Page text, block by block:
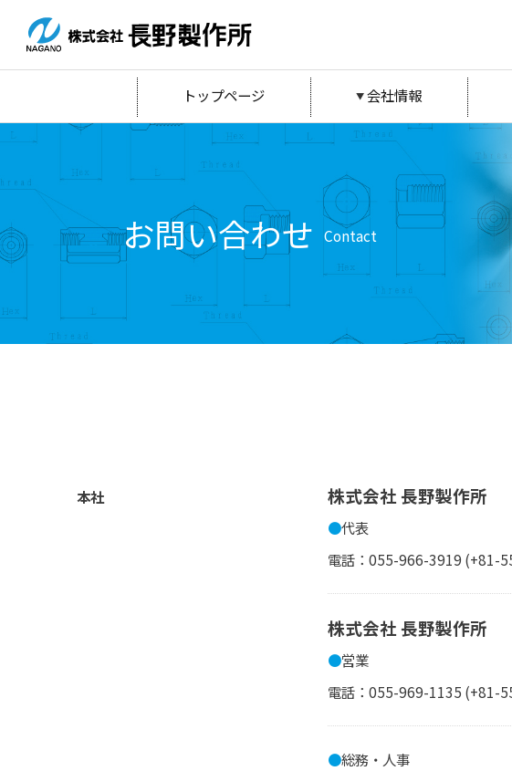
トップページ 会社情報
お問い合わせ Contact
本社 株式会社 長野製作所
●代表
電話：055-966-3919
株式会社 長野製作所
●営業
電話：055-969-1135 (+81-
●総務・人事